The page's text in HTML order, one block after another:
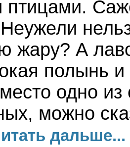
птицами.
жару? А
полынь и
одно
можно
дальше...